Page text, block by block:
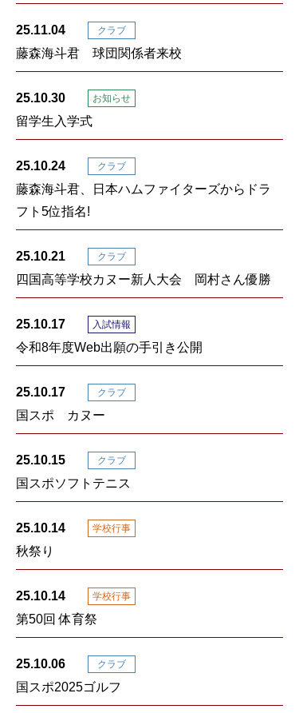
クラブ
25.11.04
藤森海斗君 球団関係者来校
お知らせ
25.10.30
留学生入学式
クラブ
25.10.24
藤森海斗君、日本ハムファイターズからドラ
フト5位指名!
クラブ
25.10.21
四国高等学校カヌー新人大会 岡村さん優勝
入試情報
25.10.17
令和8年度Web出願の手引き公開
クラブ
25.10.17
国スポ カヌー
クラブ
25.10.15
国スポソフトテニス
学校行事
25.10.14
秋祭り
学校行事
25.10.14
第50回 体育祭
クラブ
25.10.06
国スポ2025ゴルフ